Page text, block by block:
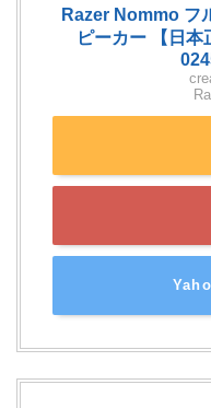
Razer Nommo フ
ピーカー 【日